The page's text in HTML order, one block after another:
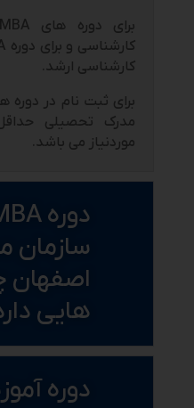
برای دوره های MBA
کارشناسی و برای دوره
کارشناسی ارشد.
مدرک تحصیلی
موردنیاز می باشد.
سازمان
اصفهان
هایی